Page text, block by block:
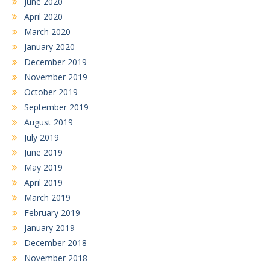
April 2020
March 2020
January 2020
December 2019
November 2019
October 2019
September 2019
August 2019
July 2019
June 2019
May 2019
April 2019
March 2019
February 2019
January 2019
December 2018
November 2018